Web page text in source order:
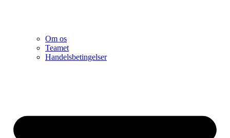
Om os
Teamet
Handelsbetingelser